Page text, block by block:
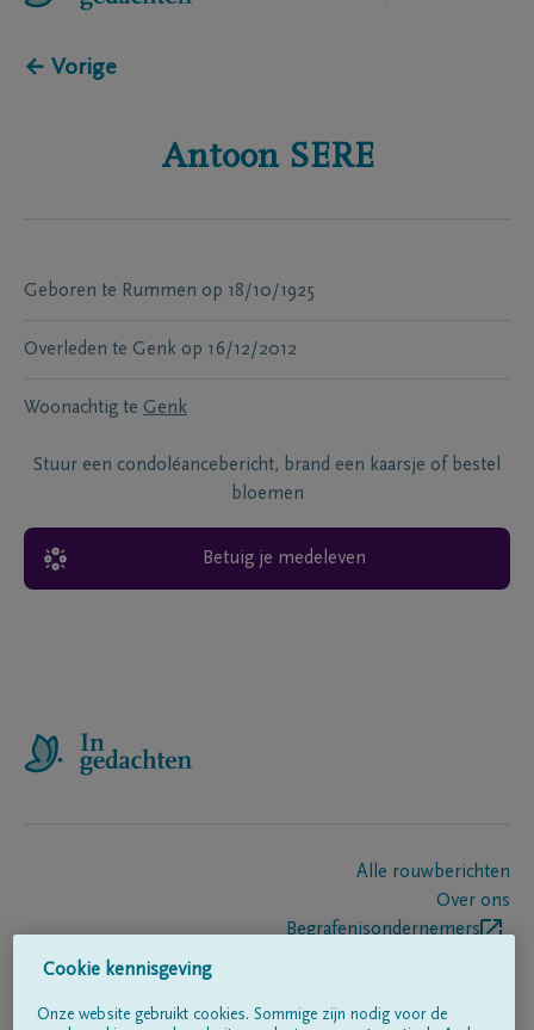
← Vorige
Antoon SERE
Geboren te Rummen op 18/10/1925
Overleden te Genk op 16/12/2012
Woonachtig te Genk
Stuur een condoléancebericht, brand een kaarsje of bestel
bloemen
Betuig je medeleven
Alle rouwberichten
Over ons
Begrafenisondernemers
Cookie kennisgeving
Onze website gebruikt cookies. Sommige zijn nodig voor de